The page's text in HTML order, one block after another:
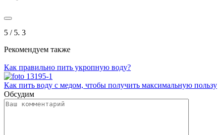
5 / 5. 3
Рекомендуем также
Как правильно пить укропную воду?
Как пить воду с медом, чтобы получить максимальную пользу
Обсудим